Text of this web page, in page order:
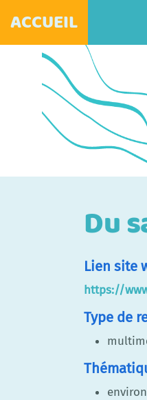
ACCUEIL
Du
Lien site
https://
Type de